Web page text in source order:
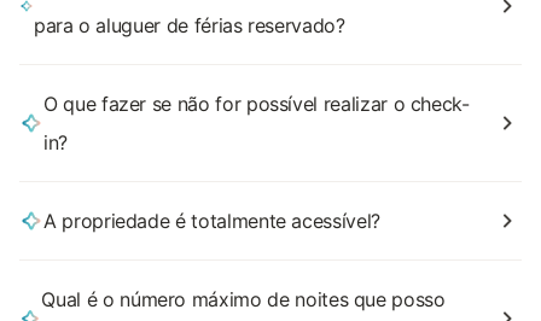
para o aluguer de férias reservado?
O que fazer se não for possível realizar o check-
in?
A propriedade é totalmente acessível?
Qual é o número máximo de noites que posso